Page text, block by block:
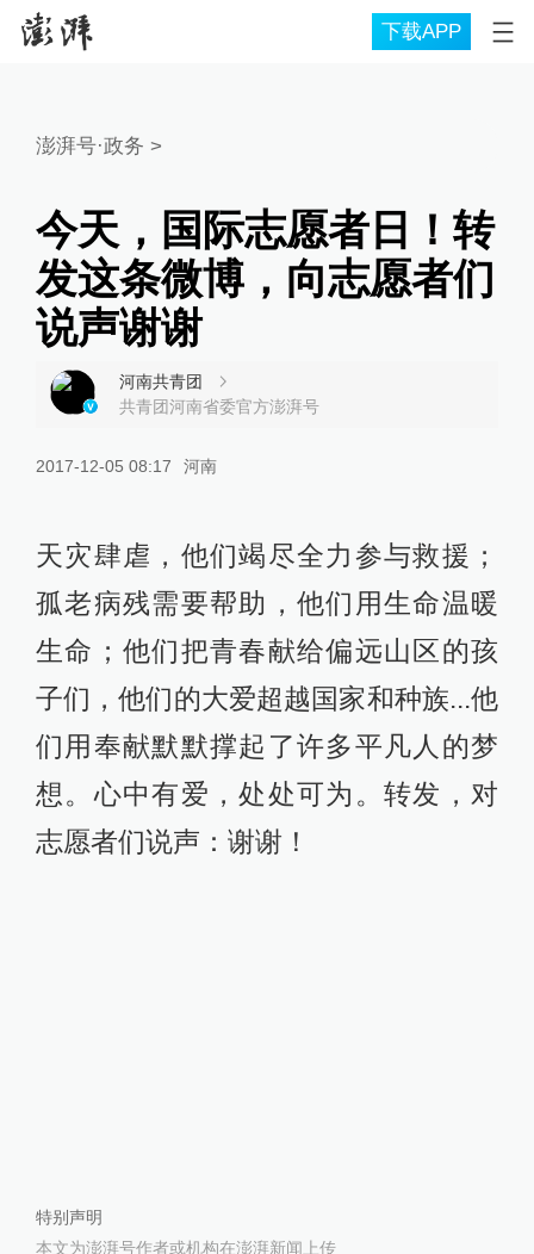
下载APP
澎湃号·政务 >
今天，国际志愿者日！转
发这条微博，向志愿者们
说声谢谢
河南共青团
共青团河南省委官方澎湃号
2017-12-05 08:17 河南
天灾肆虐，他们竭尽全力参与救援；
孤老病残需要帮助，他们用生命温暖
生命；他们把青春献给偏远山区的孩
子们，他们的大爱超越国家和种族...他
们用奉献默默撑起了许多平凡人的梦
想。心中有爱，处处可为。转发，对
志愿者们说声：谢谢！
特别声明
本文为澎湃号作者或机构在澎湃新闻上传